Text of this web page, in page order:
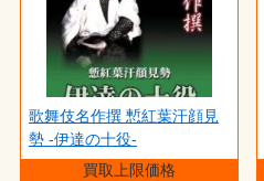
歌舞伎名作撰 慙紅葉汗顔見
勢 -伊達の十役-
買取上限価格